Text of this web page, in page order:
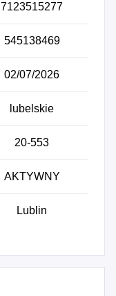
7123515277
545138469
02/07/2026
lubelskie
20-553
AKTYWNY
Lublin